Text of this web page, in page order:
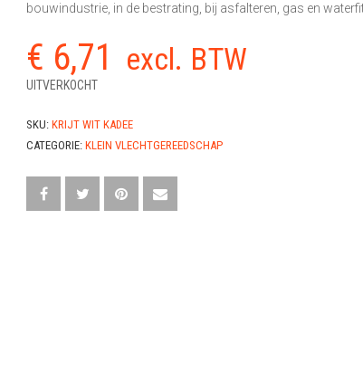
bouwindustrie, in de bestrating, bij asfalteren, gas en
€ 6,71 excl. BTW
UITVERKOCHT
SKU: KRIJT WIT KADEE
CATEGORIE: KLEIN VLECHTGEREEDSCHAP